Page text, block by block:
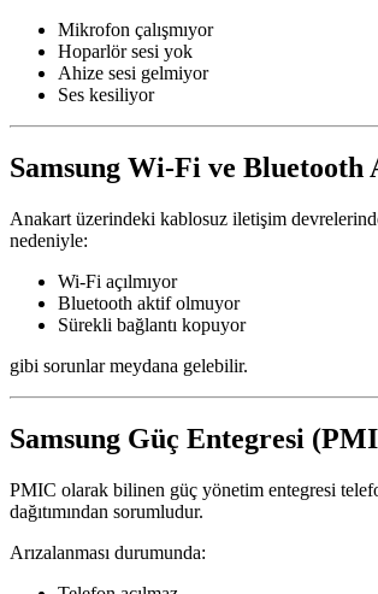
Mikrofon çalışmıyor
Hoparlör sesi yok
Ahize sesi gelmiyor
Ses kesiliyor
Samsung Wi-Fi ve Bluetooth
Anakart üzerindeki kablosuz iletişim
nedeniyle:
Wi-Fi açılmıyor
Bluetooth aktif olmuyor
Sürekli bağlantı kopuyor
gibi sorunlar meydana gelebilir.
Samsung Güç Entegresi
PMIC olarak bilinen güç yönetim entegresi
dağıtımından sorumludur.
Arızalanması durumunda: